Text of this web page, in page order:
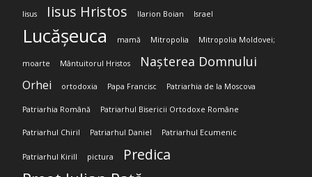
Iisus Iisus Hristos Ilarion Boian Israel
Lucășeuca mamă Mitropolia Mitropolia Moldovei;
moarte Mântuitorul Hristos Nașterea Domnului
Orhei ortodoxia Papa Francisc Patriarhia de la Moscova
Patriarhia Română Patriarhul Bisericii Ortodoxe Române
Patriarhul Chiril Patriarhul Daniel Patriarhul Ecumenic
Patriarhul Kirill pictura Predica